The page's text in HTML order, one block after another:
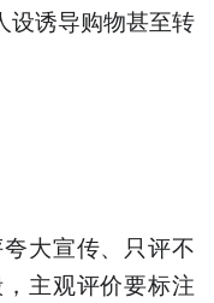
设诱导购物甚至转
大宣传、只评不
主观评价要标注